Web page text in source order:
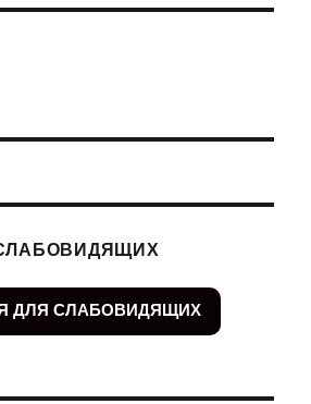
ДЛЯ СЛАБОВИДЯЩИХ